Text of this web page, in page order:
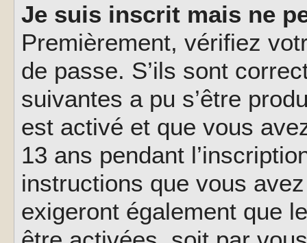
Je suis inscrit mais ne
Premièrement, vérifiez
de passe. S’ils sont
suivantes a pu s’être
est activé et que vous
13 ans pendant
instructions que vous
exigeront également que